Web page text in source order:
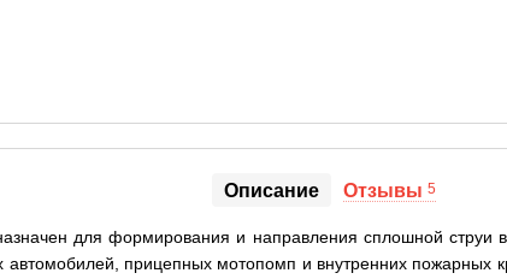
Описание Отзывы 5
для формирования и направления сплошной струи
автомобилей, прицепных мотопомп и внутренних пожарных